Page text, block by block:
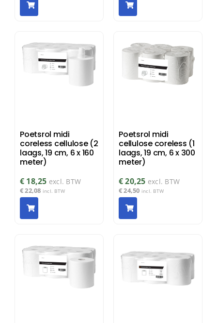
Poetsrol midi
coreless cellulose (2
laags, 19 cm, 6 x 160
meter)
€ 18,25 excl. BTW
€22,08 incl. BTW
Poetsrol midi
cellulose coreless (1
laags, 19 cm, 6 x 300
meter)
€20,25 excl. BTW
€24,50 incl. BTW